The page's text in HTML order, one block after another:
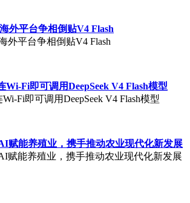
外平台争相倒贴V4 Flash
外平台争相倒贴V4 Flash
Fi即可调用DeepSeek V4 Flash模型
Fi即可调用DeepSeek V4 Flash模型
赋能养殖业，携手推动农业现代化新发展
赋能养殖业，携手推动农业现代化新发展